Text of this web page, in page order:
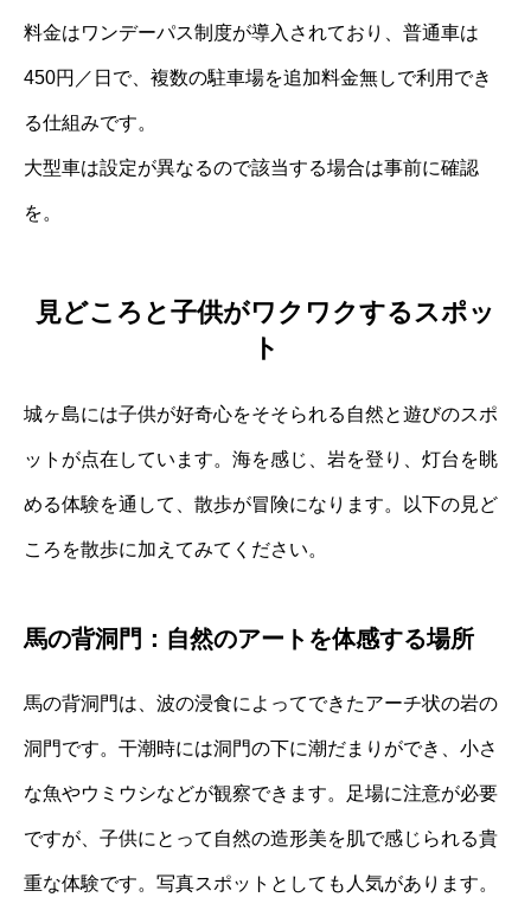
料金はワンデーパス制度が導入されており、普通車は
450円／日で、複数の駐車場を追加料金無しで利用でき
る仕組みです。
大型車は設定が異なるので該当する場合は事前に確認
を。
見どころと子供がワクワクするスポッ
ト
城ヶ島には子供が好奇心をそそられる自然と遊びのスポ
ットが点在しています。海を感じ、岩を登り、灯台を眺
める体験を通して、散歩が冒険になります。以下の見ど
ころを散歩に加えてみてください。
馬の背洞門：自然のアートを体感する場所
馬の背洞門は、波の浸食によってできたアーチ状の岩の
洞門です。干潮時には洞門の下に潮だまりができ、小さ
な魚やウミウシなどが観察できます。足場に注意が必要
ですが、子供にとって自然の造形美を肌で感じられる貴
重な体験です。写真スポットとしても人気があります。